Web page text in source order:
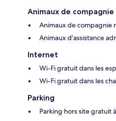
Animaux de compagnie
Animaux de compagnie
Animaux d’assistance
Internet
Wi-Fi gratuit dans les
Wi-Fi gratuit dans les
Parking
Parking hors site gratuit